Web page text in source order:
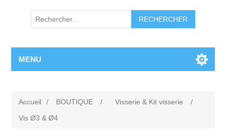
RECHERCHER
MENU
Accueil / BOUTIQUE / Visserie & Kit visserie
/
Vis Ø3 & Ø4